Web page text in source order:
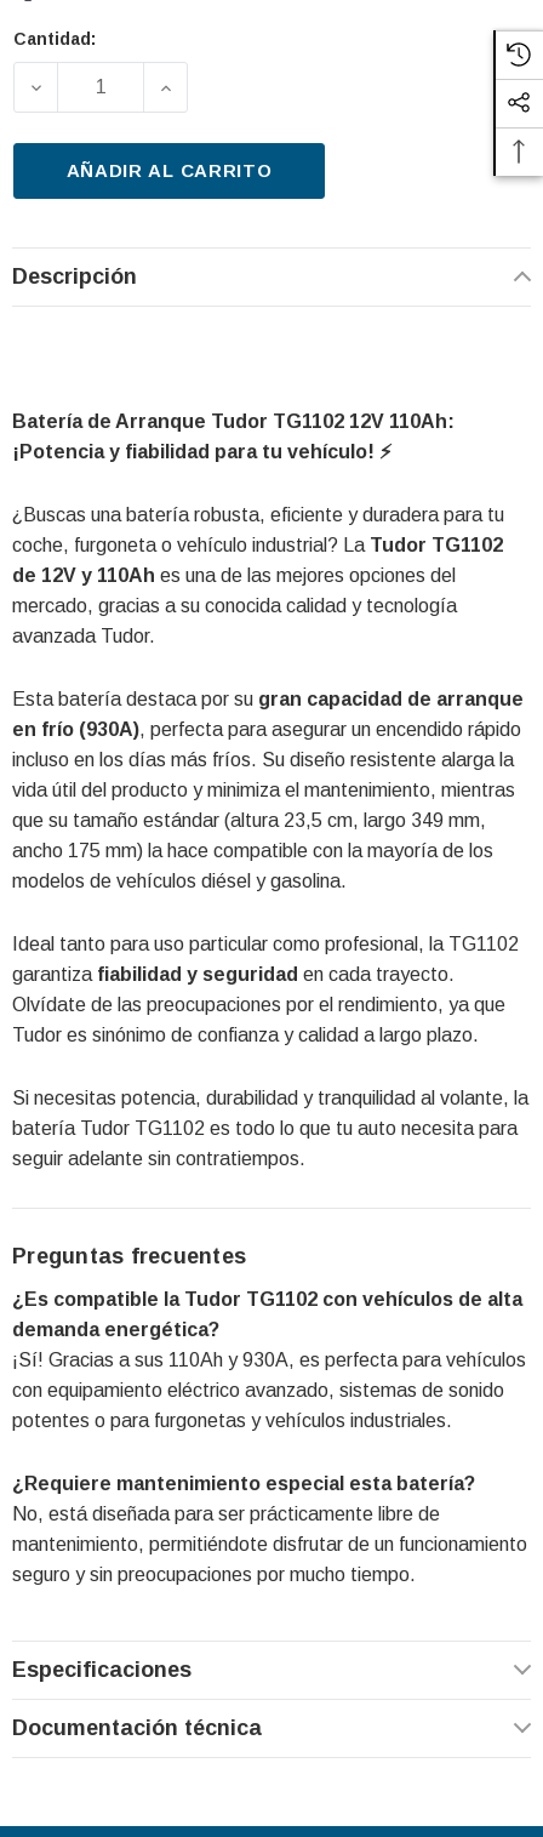
Cantidad
Cantidad:
DISMINUIR LA CANTIDAD DE BATERÍA DE
AUMENTAR LA CANTIDAD DE
AÑADIR AL CARRITO
Descripción
Batería de Arranque Tudor TG1102 12V 110Ah:
¡Potencia y fiabilidad para tu vehículo! ⚡
¿Buscas una batería robusta, eficiente y duradera para tu
coche, furgoneta o vehículo industrial? La Tudor TG1102
de 12V y 110Ah es una de las mejores opciones del
mercado, gracias a su conocida calidad y tecnología
avanzada Tudor.
Esta batería destaca por su gran capacidad de arranque
en frío (930A), perfecta para asegurar un encendido rápido
incluso en los días más fríos. Su diseño resistente alarga la
vida útil del producto y minimiza el mantenimiento, mientras
que su tamaño estándar (altura 23,5 cm, largo 349 mm,
ancho 175 mm) la hace compatible con la mayoría de los
modelos de vehículos diésel y gasolina.
Ideal tanto para uso particular como profesional, la TG1102
garantiza fiabilidad y seguridad en cada trayecto.
Olvídate de las preocupaciones por el rendimiento, ya que
Tudor es sinónimo de confianza y calidad a largo plazo.
Si necesitas potencia, durabilidad y tranquilidad al volante, la
batería Tudor TG1102 es todo lo que tu auto necesita para
seguir adelante sin contratiempos.
Preguntas frecuentes
¿Es compatible la Tudor TG1102 con vehículos de alta
demanda energética?
¡Sí! Gracias a sus 110Ah y 930A, es perfecta para vehículos
con equipamiento eléctrico avanzado, sistemas de sonido
potentes o para furgonetas y vehículos industriales.
¿Requiere mantenimiento especial esta batería?
No, está diseñada para ser prácticamente libre de
mantenimiento, permitiéndote disfrutar de un funcionamiento
seguro y sin preocupaciones por mucho tiempo.
Especificaciones
Documentación técnica